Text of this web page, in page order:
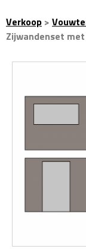
Verkoop >
Zijwandenset